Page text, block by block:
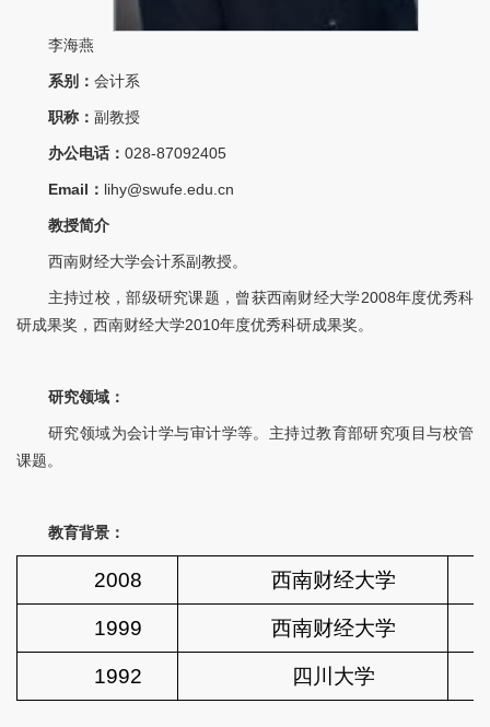
李海燕
系别： 会计系
职称： 副教授
办公电话： 028-87092405
Email： lihy@swufe.edu.cn
教授简介
西南财经大学会计系副教授。
主持过校，部级研究课题，曾获西南财经大学2008年度优秀科
研成果奖，西南财经大学2010年度优秀科研成果奖。
研究领域：
研究领域为会计学与审计学等。主持过教育部研究项目与校管
课题。
教育背景：
2008 西南财经大学
1999 西南财经大学
1992 四川大学